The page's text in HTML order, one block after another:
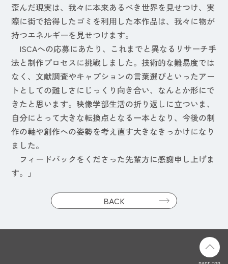
歪んだ現実は、我々に本来あるべき世界を見せつけ、実
際に街で拾得したゴミを利用した本作品は、我々に物が
持つエネルギーを見せつけます。
ISCAへの応募にあたり、これまでと異なるリサーチ手
法と制作プロセスに挑戦しました。技術的な難易度では
なく、文献調査やキャプションの言葉選びといったアー
トとしての難しさにじっくり向き合い、なんとか形にで
きたと思います。映像学部生活の折り返しに立ついま、
自分にとって大きな転換点となる一本となり、今後の制
作の軸や創作への姿勢を考え直す大きなきっかけになり
ました。
フィードバックをくださった先輩方に感謝申し上げま
す。」
BACK